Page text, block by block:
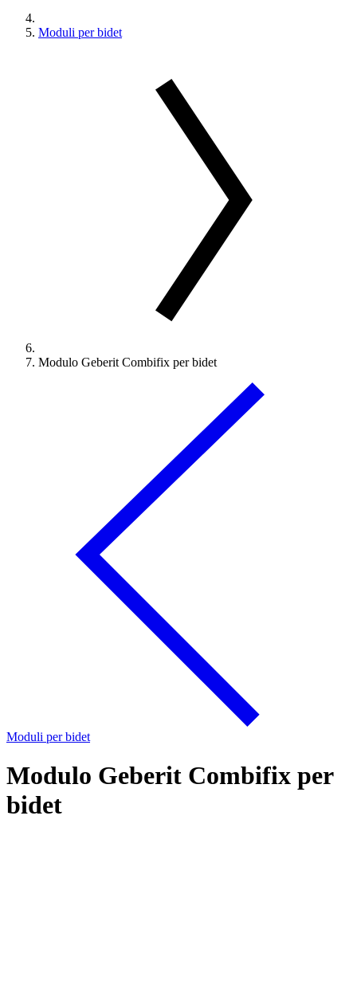
Moduli per bidet
Modulo Geberit Combifix per bidet
Moduli per bidet
Modulo Geberit Combifix per
bidet